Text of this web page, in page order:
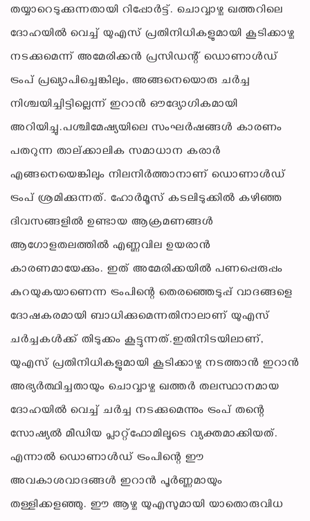
തയ്യാറെടുക്കുന്നതായി റിപ്പോർട്ട്. ചൊവ്വാഴ്ച ഖത്തറിലെ
ദോഹയിൽ വെച്ച് യുഎസ് പ്രതിനിധികളുമായി കൂടിക്കാഴ്ച
നടക്കുമെന്ന് അമേരിക്കൻ പ്രസിഡന്റ് ഡൊണാൾഡ്
ട്രംപ് പ്രഖ്യാപിച്ചെങ്കിലും, അങ്ങനെയൊരു ചർച്ച
നിശ്ചയിച്ചിട്ടില്ലെന്ന് ഇറാൻ ഔദ്യോഗികമായി
അറിയിച്ചു.പശ്ചിമേഷ്യയിലെ സംഘർഷങ്ങൾ കാരണം
പതറുന്ന താല്ക്കാലിക സമാധാന കരാർ
എങ്ങനെയെങ്കിലും നിലനിർത്താനാണ് ഡൊണാൾഡ്
ട്രംപ് ശ്രമിക്കുന്നത്. ഹോർമൂസ് കടലിടുക്കിൽ കഴിഞ്ഞ
ദിവസങ്ങളിൽ ഉണ്ടായ ആക്രമണങ്ങൾ
ആഗോളതലത്തിൽ എണ്ണവില ഉയരാൻ
കാരണമായേക്കും. ഇത് അമേരിക്കയിൽ പണപ്പെരുപ്പം
കുറയുകയാണെന്ന ട്രംപിന്റെ തെരഞ്ഞെടുപ്പ് വാദങ്ങളെ
ദോഷകരമായി ബാധിക്കുമെന്നതിനാലാണ് യുഎസ്
ചർച്ചകൾക്ക് തിടുക്കം കൂട്ടുന്നത്.ഇതിനിടയിലാണ്,
യുഎസ് പ്രതിനിധികളുമായി കൂടിക്കാഴ്ച നടത്താൻ ഇറാൻ
അഭ്യർത്ഥിച്ചതായും ചൊവ്വാഴ്ച ഖത്തർ തലസ്ഥാനമായ
ദോഹയിൽ വെച്ച് ചർച്ച നടക്കുമെന്നും ട്രംപ് തന്റെ
സോഷ്യൽ മീഡിയ പ്ലാറ്റ്‌ഫോമിലൂടെ വ്യക്തമാക്കിയത്.
എന്നാൽ ഡൊണാൾഡ് ട്രംപിന്റെ ഈ
അവകാശവാദങ്ങൾ ഇറാൻ പൂർണ്ണമായും
തള്ളിക്കളഞ്ഞു. ഈ ആഴ്ച യുഎസുമായി യാതൊരുവിധ